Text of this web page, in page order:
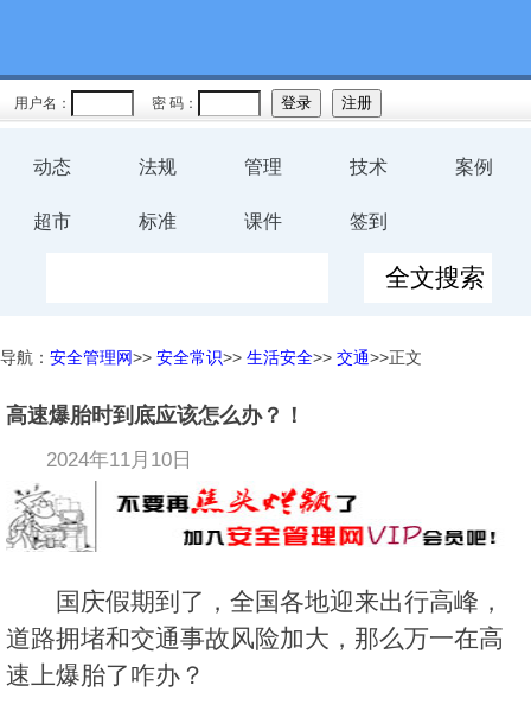
用户名： 密 码：
动态 法规 管理 技术 案例
超市 标准 课件 签到
导航： 安全管理网>> 安全常识>> 生活安全>> 交通>>正文
高速爆胎时到底应该怎么办？！
2024年11月10日
国庆假期到了，全国各地迎来出行高峰，
道路拥堵和交通事故风险加大，那么万一在高
速上爆胎了咋办？